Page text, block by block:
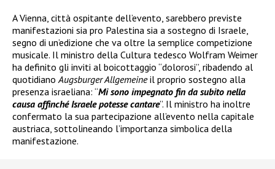
A Vienna, città ospitante dell’evento, sarebbero previste
manifestazioni sia pro Palestina sia a sostegno di Israele,
segno di un’edizione che va oltre la semplice competizione
musicale. Il ministro della Cultura tedesco Wolfram Weimer
ha definito gli inviti al boicottaggio “dolorosi”, ribadendo al
quotidiano Augsburger Allgemeineil proprio sostegno alla
presenza israeliana: “Mi sono impegnato fin da subito nella
causa affinché Israele potesse cantare”. Il ministro ha inoltre
confermato la sua partecipazione all’evento nella capitale
austriaca, sottolineando l’importanza simbolica della
manifestazione.